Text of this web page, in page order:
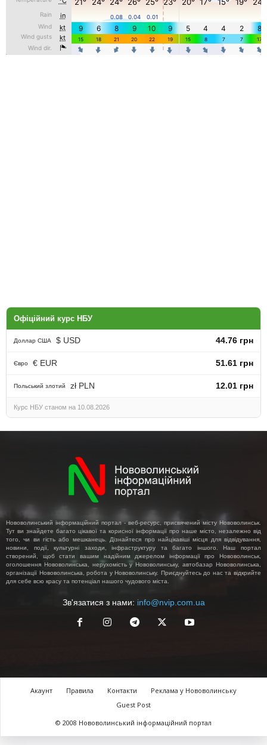
Офіційний курс НБУ
Доллар США $ USD 44.76 грн
Євро € EUR 51.61 грн
Польський злотий zł PLN 12.01 грн
Курс НБУ станом на 10.08.2026
Нововолинський інформаційний портал - веб-ресурс, присвячений місту Нововолинськ.
Тут ви знайдете багато цікавої та корисної інформації про наше місто, незалежно від
того, чи ви гість або мешканець. Дізнайтеся про найцікавіші місця для відвідування,
новини, події, культурні заходи, інфраструктуру та багато іншого. Наш портал
створений, щоб стати вашим надійним джерелом інформації про Нововолинськ,
оголошення Нововолинська, нерухомість у Нововолинську, автобазар Нововолинська,
організації Нововолинська, робота у Нововолинську. Приєднуйтесь до нас та відкрийте
для себе всю красу та потенціал нашого чудового міста.
Зв'язатися з нами: info@nvip.com.ua
Акаунт Правила Контакти
Реклама у Нововолинську
Guest Post
© 2008 Нововолинський інформаційний портал